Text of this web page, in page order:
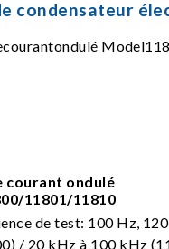
condensateur
courant ondulé
11801/11810
de test: 100 Hz,
/ 20 kHz à 100 kHz